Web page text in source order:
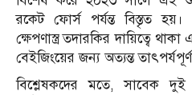
রকেট ফোর্স পর্যন্ত বিস্তৃত হয়।
ক্ষেপণাস্ত্র তদারকির দায়িত্বে
বেইজিংয়ের জন্য অত্যন্ত
বিশ্লেষকদের মতে, সাবেক দুই